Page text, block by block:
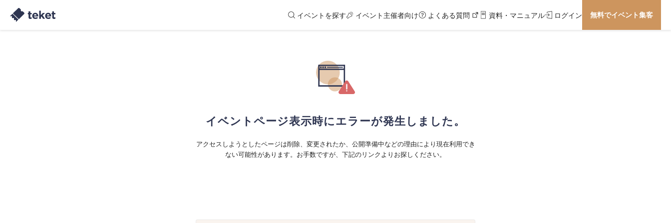
イベントを探す イベント主催者向け よくある質問 資料・マニュアル ログイン 無料でイベント集客
イベントページ表示時にエラーが発生しました。
アクセスしようとしたページは削除、変更されたか、公開準備中などの理由により現在利用でき
ない可能性があります。お手数ですが、下記のリンクよりお探しください。